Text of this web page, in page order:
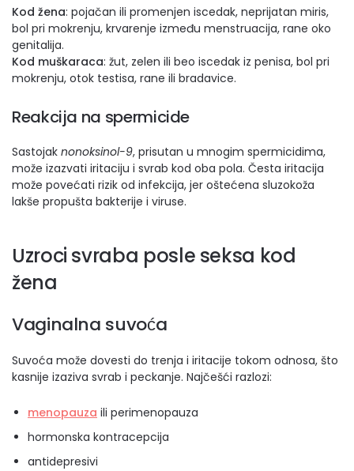
Kod žena: pojačan ili promenjen iscedak, neprijatan miris,
bol pri mokrenju, krvarenje između menstruacija, rane oko
genitalija.
Kod muškaraca: žut, zelen ili beo iscedak iz penisa, bol pri
mokrenju, otok testisa, rane ili bradavice.
Reakcija na spermicide
Sastojak nonoksinol-9, prisutan u mnogim spermicidima,
može izazvati iritaciju i svrab kod oba pola. Česta iritacija
može povećati rizik od infekcija, jer oštećena sluzokoža
lakše propušta bakterije i viruse.
Uzroci svraba posle seksa kod
žena
Vaginalna suvoća
Suvoća može dovesti do trenja i iritacije tokom odnosa, što
kasnije izaziva svrab i peckanje. Najčešći razlozi:
menopauza ili perimenopauza
hormonska kontracepcija
antidepresivi